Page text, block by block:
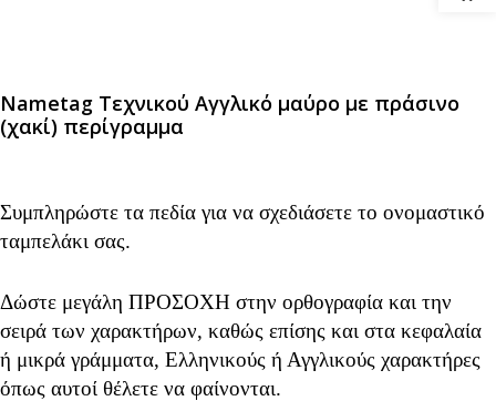
Nametag Τεχνικού Αγγλικό μαύρο με πράσινο
(χακί) περίγραμμα
Συμπληρώστε τα πεδία για να σχεδιάσετε το ονομαστικό
ταμπελάκι σας.
Δώστε μεγάλη ΠΡΟΣΟΧΗ στην ορθογραφία και την
σειρά των χαρακτήρων, καθώς επίσης και στα κεφαλαία
ή μικρά γράμματα, Ελληνικούς ή Αγγλικούς χαρακτήρες
όπως αυτοί θέλετε να φαίνονται.